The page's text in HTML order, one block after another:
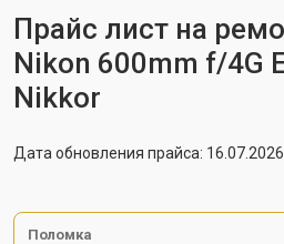
Прайс лист на
Nikon 600mm f/4G
Nikkor
Дата обновления прайса: 16.07.2026
Поломка